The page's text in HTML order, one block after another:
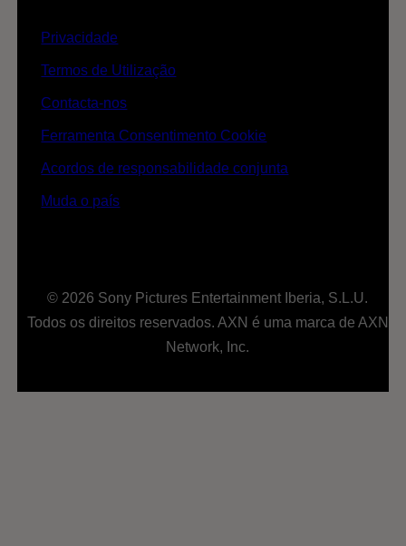
Privacidade
Termos de Utilização
Contacta-nos
Ferramenta Consentimento Cookie
Acordos de responsabilidade conjunta
Muda o país
© 2026 Sony Pictures Entertainment Iberia, S.L.U.
Todos os direitos reservados. AXN é uma marca de AXN
Network, Inc.